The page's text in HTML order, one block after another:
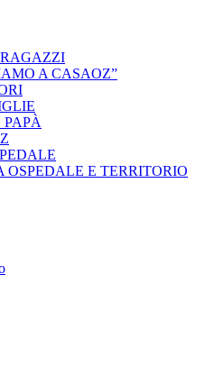
A CASAOZ”
OSPEDALE E TERRITORIO